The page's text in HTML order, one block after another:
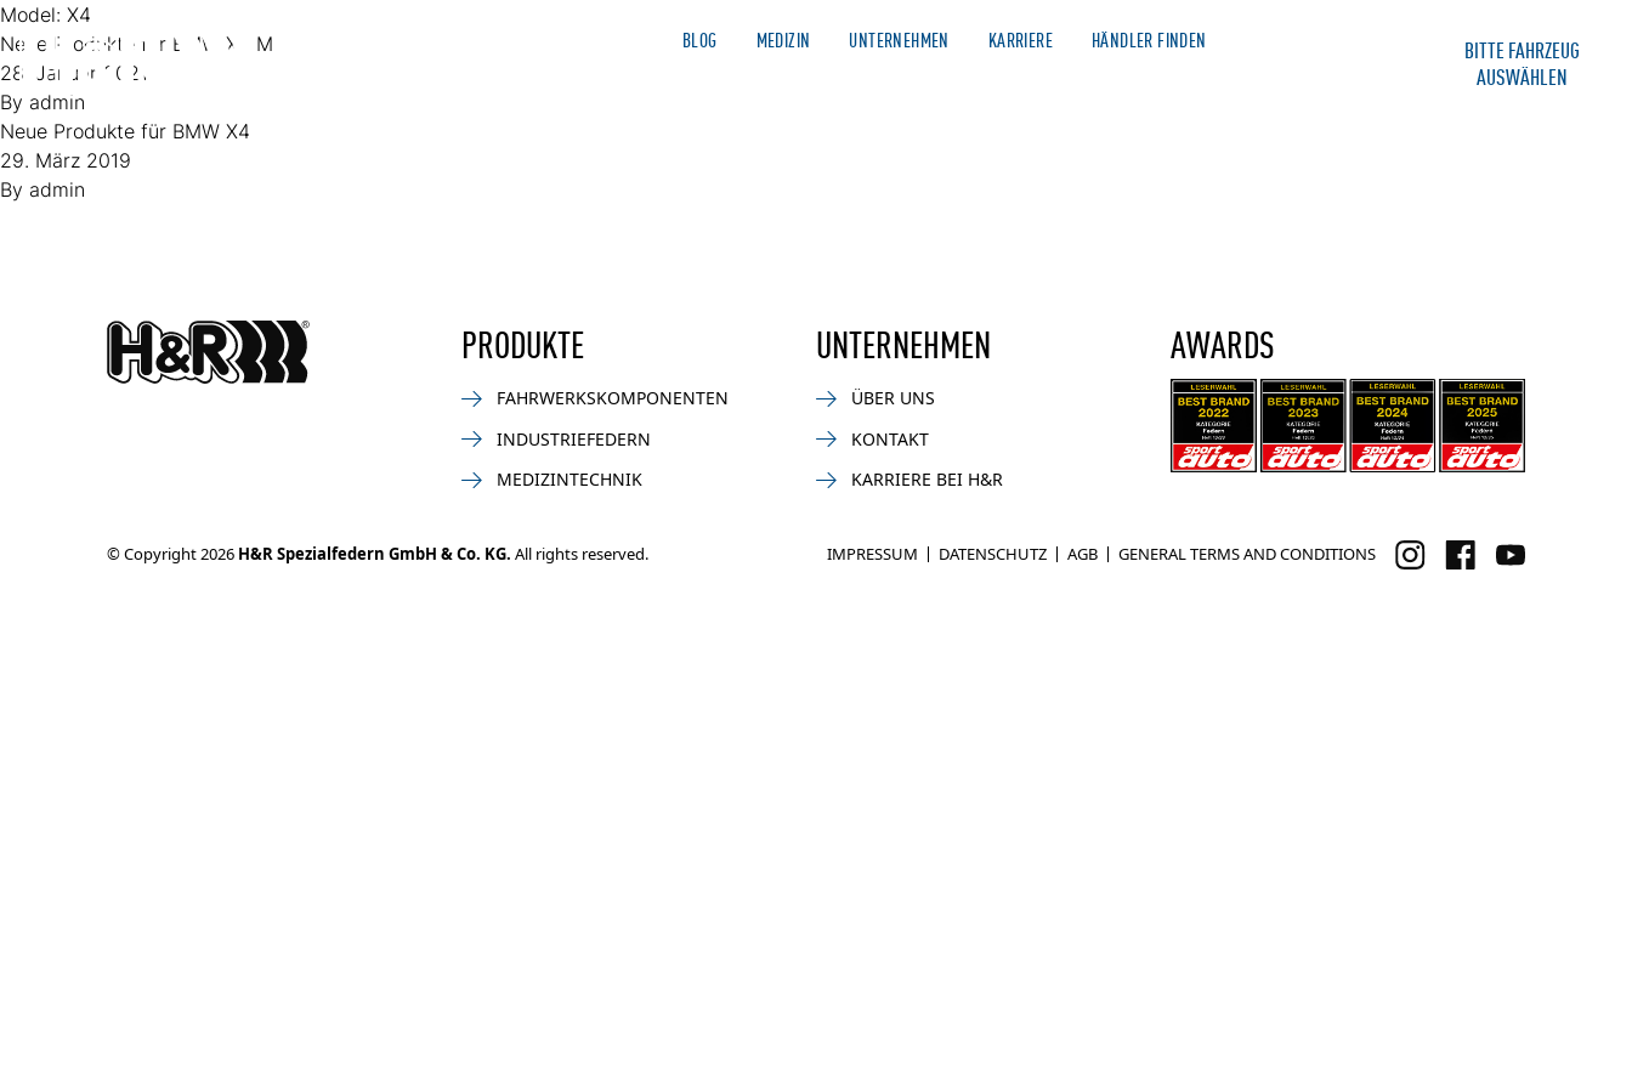
Zum Inhalt springen
BLOG MEDIZIN UNTERNEHMEN KARRIERE HÄNDLER FINDEN
BITTE FAHRZEUG
AUSWÄHLEN
Model: X4
Neue Produkte für BMW X4 M
28. Januar 2021
By admin
Neue Produkte für BMW X4
29. März 2019
By admin
PRODUKTE
FAHRWERKSKOMPONENTEN
INDUSTRIEFEDERN
MEDIZINTECHNIK
UNTERNEHMEN
ÜBER UNS
KONTAKT
KARRIERE BEI H&R
AWARDS
© Copyright 2026 H&R Spezialfedern GmbH & Co. KG. All rights reserved. IMPRESSUM DATENSCHUTZ AGB GENERAL TERMS AND CONDITIONS